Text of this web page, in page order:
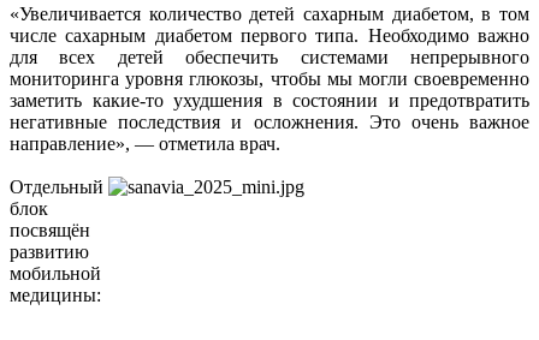
«Увеличивается количество детей сахарным диабетом, в том
числе сахарным диабетом первого типа. Необходимо важно
для всех детей обеспечить системами непрерывного
мониторинга уровня глюкозы, чтобы мы могли своевременно
заметить какие-то ухудшения в состоянии и предотвратить
негативные последствия и осложнения. Это очень важное
направление», — отметила врач.
Отдельный
блок
посвящён
развитию
мобильной
медицины: